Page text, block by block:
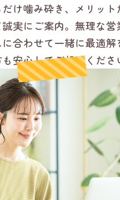
け噛み砕き、メリット
実にご案内。無理な営
合わせて一緒に最適解
安心してご相談くださ